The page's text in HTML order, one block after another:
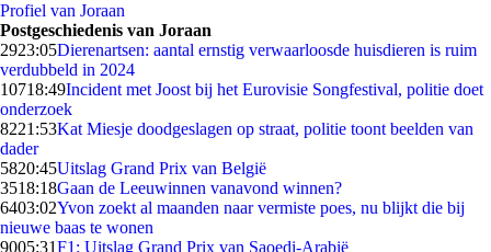
Profiel van Joraan
Postgeschiedenis van Joraan
2923:05Dierenartsen: aantal ernstig verwaarloosde huisdieren is ruim
verdubbeld in 2024
10718:49Incident met Joost bij het Eurovisie Songfestival, politie doet
onderzoek
8221:53Kat Miesje doodgeslagen op straat, politie toont beelden van
dader
5820:45Uitslag Grand Prix van België
3518:18Gaan de Leeuwinnen vanavond winnen?
6403:02Yvon zoekt al maanden naar vermiste poes, nu blijkt die bij
nieuwe baas te wonen
9005:31F1: Uitslag Grand Prix van Saoedi-Arabië